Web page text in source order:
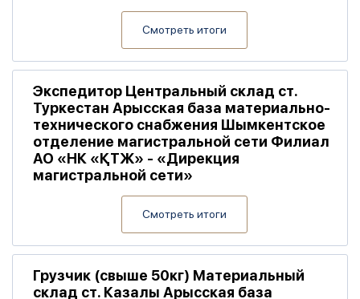
Смотреть итоги
Экспедитор Центральный склад ст.
Туркестан Арысская база материально-
технического снабжения Шымкентское
отделение магистральной сети Филиал
АО «НК «ҚТЖ» - «Дирекция
магистральной сети»
Смотреть итоги
Грузчик (свыше 50кг) Материальный
склад ст. Казалы Арысская база